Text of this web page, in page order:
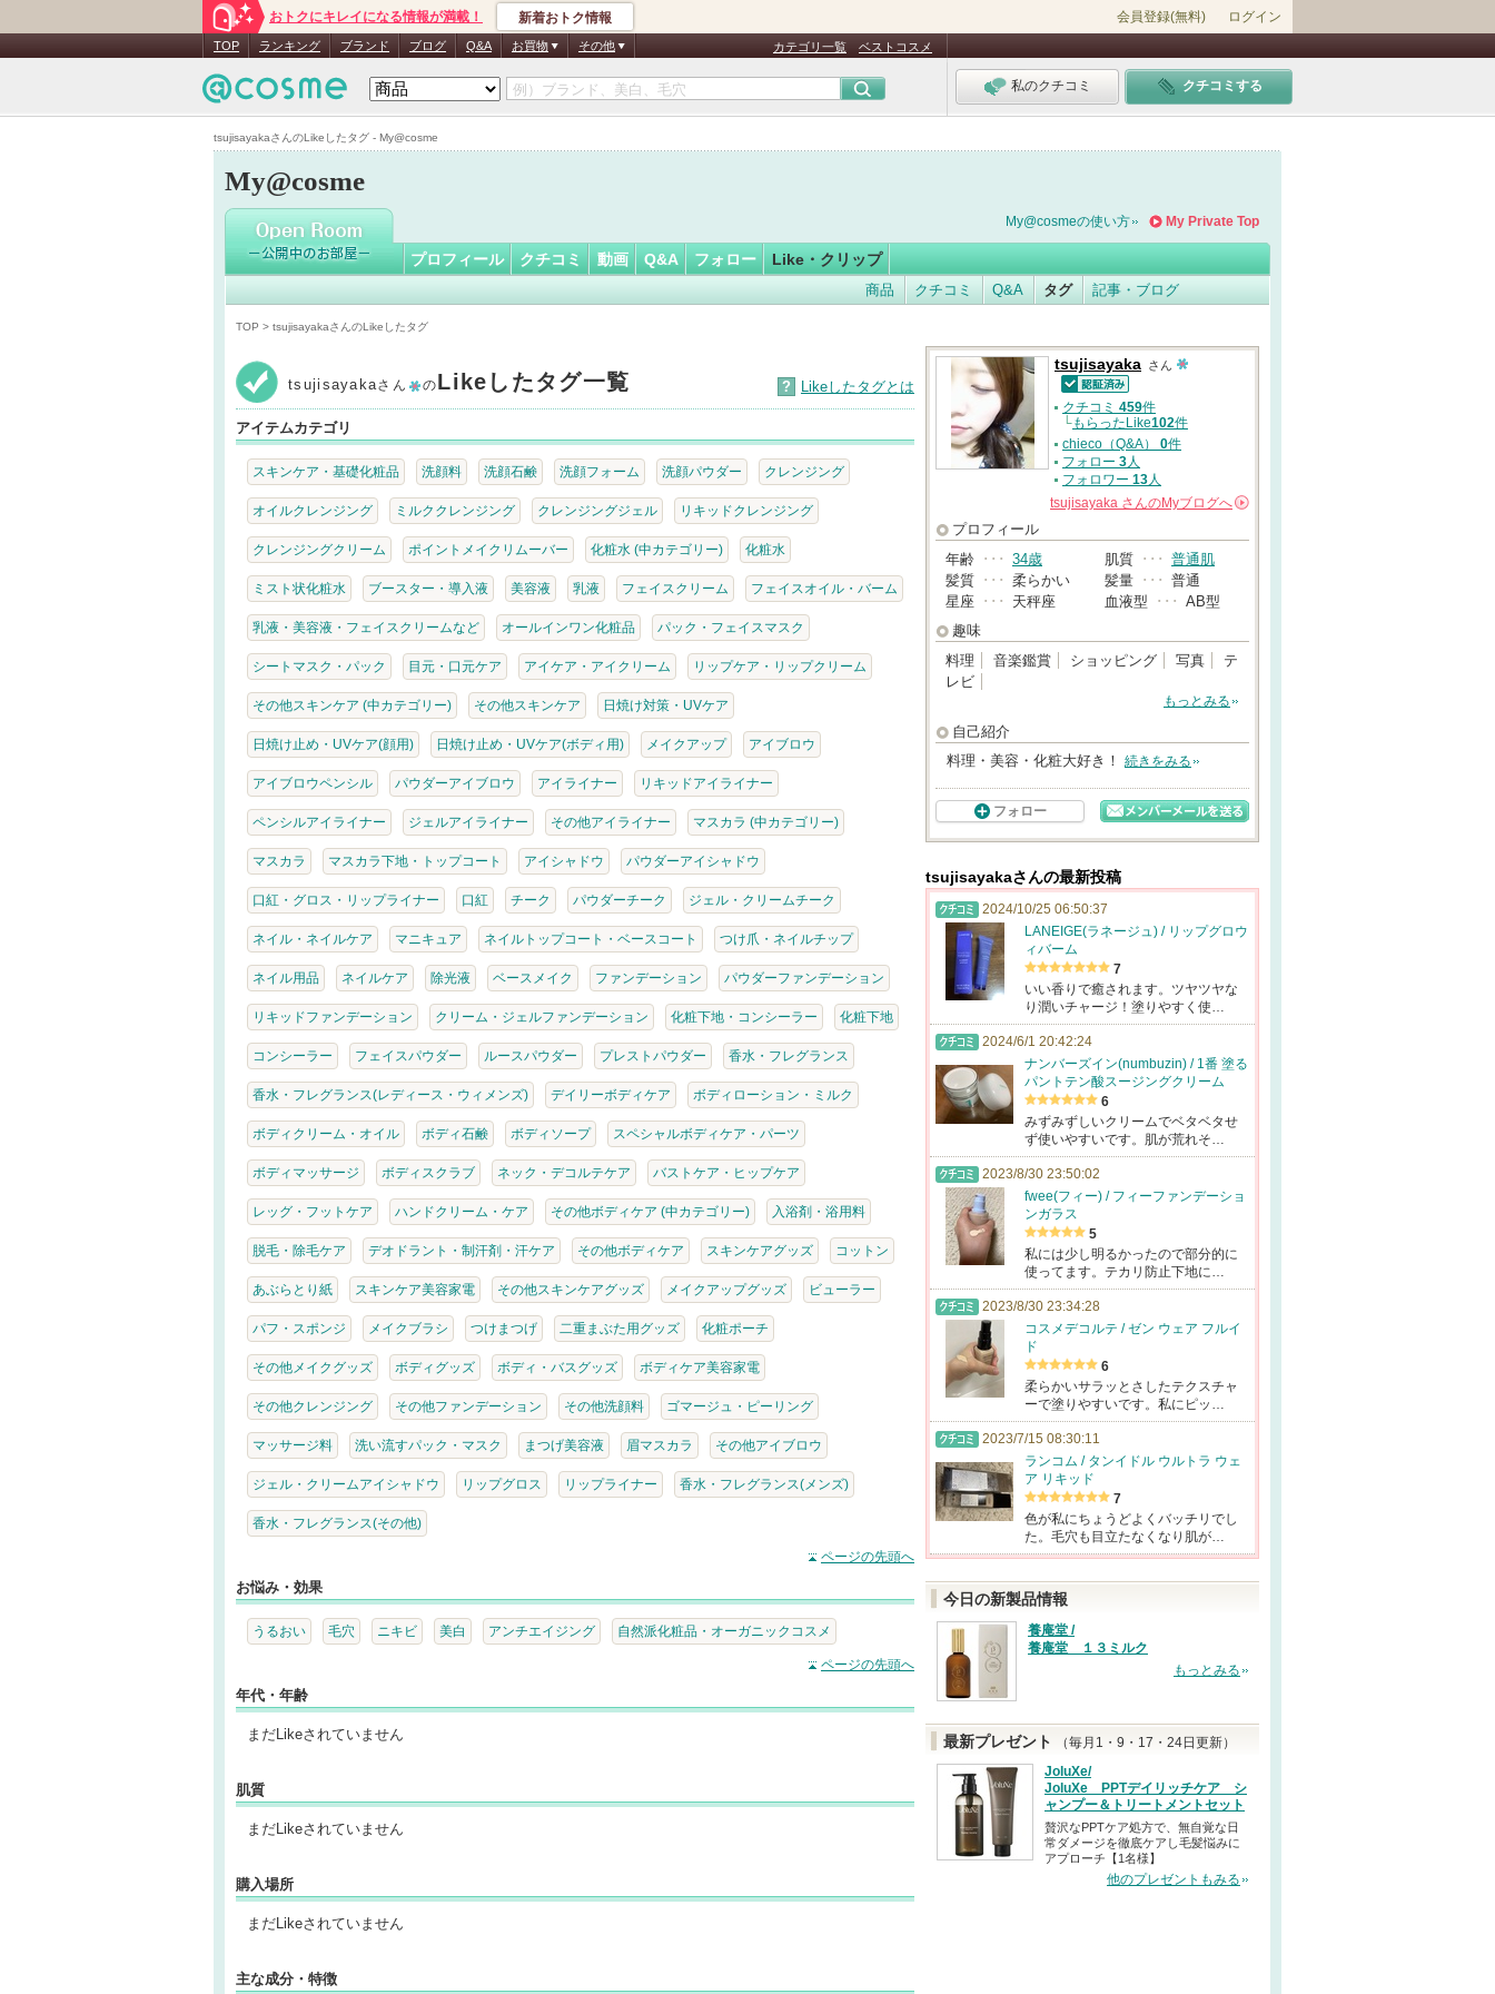
tsujisayakaさんのLikeしたタグ - My@cosme
おトクにキレイになる情報が満載！ 新着おトク情報 会員登録(無料) ログイン
TOP ランキング ブランド ブログ Q&A お買物 その他 カテゴリ一覧 ベストコスメ
私のクチコミ クチコミする
My@cosme
tsujisayakaさん
認
証
My Private Top
My@cosmeの使い方
プロフィール クチコミ 動画 Q&A フォロー Like・クリップ
商品 クチコミ Q&A タグ 記事・ブログ
TOP > tsujisayakaさんのLikeしたタグ
tsujisayakaさん のLikeしたタグ一覧 ? Likeしたタグとは
アイテムカテゴリ
スキンケア・基礎化粧品 洗顔料 洗顔石鹸 洗顔フォーム 洗顔パウダー クレンジング
オイルクレンジング ミルククレンジング クレンジングジェル リキッドクレンジング
クレンジングクリーム ポイントメイクリムーバー 化粧水 (中カテゴリー) 化粧水
ミスト状化粧水 ブースター・導入液 美容液 乳液 フェイスクリーム フェイスオイル・バーム
乳液・美容液・フェイスクリームなど オールインワン化粧品 パック・フェイスマスク
シートマスク・パック 目元・口元ケア アイケア・アイクリーム リップケア・リップクリーム
その他スキンケア (中カテゴリー) その他スキンケア 日焼け対策・UVケア
日焼け止め・UVケア(顔用) 日焼け止め・UVケア(ボディ用) メイクアップ アイブロウ
アイブロウペンシル パウダーアイブロウ アイライナー リキッドアイライナー
ペンシルアイライナー ジェルアイライナー その他アイライナー マスカラ (中カテゴリー)
マスカラ マスカラ下地・トップコート アイシャドウ パウダーアイシャドウ
口紅・グロス・リップライナー 口紅 チーク パウダーチーク ジェル・クリームチーク
ネイル・ネイルケア マニキュア ネイルトップコート・ベースコート つけ爪・ネイルチップ
ネイル用品 ネイルケア 除光液 ベースメイク ファンデーション パウダーファンデーション
リキッドファンデーション クリーム・ジェルファンデーション 化粧下地・コンシーラー 化粧下地
コンシーラー フェイスパウダー ルースパウダー プレストパウダー 香水・フレグランス
香水・フレグランス(レディース・ウィメンズ) デイリーボディケア ボディローション・ミルク
ボディクリーム・オイル ボディ石鹸 ボディソープ スペシャルボディケア・パーツ
ボディマッサージ ボディスクラブ ネック・デコルテケア バストケア・ヒップケア
レッグ・フットケア ハンドクリーム・ケア その他ボディケア (中カテゴリー) 入浴剤・浴用料
脱毛・除毛ケア デオドラント・制汗剤・汗ケア その他ボディケア スキンケアグッズ コットン
あぶらとり紙 スキンケア美容家電 その他スキンケアグッズ メイクアップグッズ ビューラー
パフ・スポンジ メイクブラシ つけまつげ 二重まぶた用グッズ 化粧ポーチ
その他メイクグッズ ボディグッズ ボディ・バスグッズ ボディケア美容家電
その他クレンジング その他ファンデーション その他洗顔料 ゴマージュ・ピーリング
マッサージ料 洗い流すパック・マスク まつげ美容液 眉マスカラ その他アイブロウ
ジェル・クリームアイシャドウ リップグロス リップライナー 香水・フレグランス(メンズ)
香水・フレグランス(その他)
ページの先頭へ
お悩み・効果
うるおい 毛穴 ニキビ 美白 アンチエイジング 自然派化粧品・オーガニックコスメ
ページの先頭へ
年代・年齢
まだLikeされていません
肌質
まだLikeされていません
購入場所
まだLikeされていません
主な成分・特徴
tsujisayaka さん
認証済
クチコミ 459件
└もらったLike102件
chieco（Q&A） 0件
フォロー 3人
フォロワー 13人
tsujisayaka さんのMyブログへ
プロフィール
年齢 ･･･ 34歳 肌質 ･･･ 普通肌
髪質 ･･･ 柔らかい 髪量 ･･･ 普通
星座 ･･･ 天秤座 血液型 ･･･ AB型
趣味
料理
音楽鑑賞 ショッピング 写真
テ
レビ
もっとみる
自己紹介
料理・美容・化粧大好き！ 続きをみる
フォロー
tsujisayakaさんの最新投稿
2024/10/25 06:50:37
LANEIGE(ラネージュ) / リップグロウ
ィバーム
7
いい香りで癒されます。ツヤツヤな
り潤いチャージ！塗りやすく使…
2024/6/1 20:42:24
ナンバーズイン(numbuzin) / 1番 塗る
パントテン酸スージングクリーム
6
みずみずしいクリームでベタベタせ
ず使いやすいです。肌が荒れそ…
2023/8/30 23:50:02
fwee(フィー) / フィーファンデーショ
ンガラス
5
私には少し明るかったので部分的に
使ってます。テカリ防止下地に…
2023/8/30 23:34:28
コスメデコルテ / ゼン ウェア フルイ
ド
6
柔らかいサラッとさしたテクスチャ
ーで塗りやすいです。私にピッ…
2023/7/15 08:30:11
ランコム / タンイドル ウルトラ ウェ
ア リキッド
7
色が私にちょうどよくバッチリでし
た。毛穴も目立たなくなり肌が…
今日の新製品情報
養庵堂 /
養庵堂 １３ミルク
もっとみる
最新プレゼント
（毎月1・9・17・24日更新）
JoluXe/
JoluXe PPTデイリッチケア シ
ャンプー＆トリートメントセット
贅沢なPPTケア処方で、無自覚な日
常ダメージを徹底ケアし毛髪悩みに
アプローチ【1名様】
他のプレゼントもみる